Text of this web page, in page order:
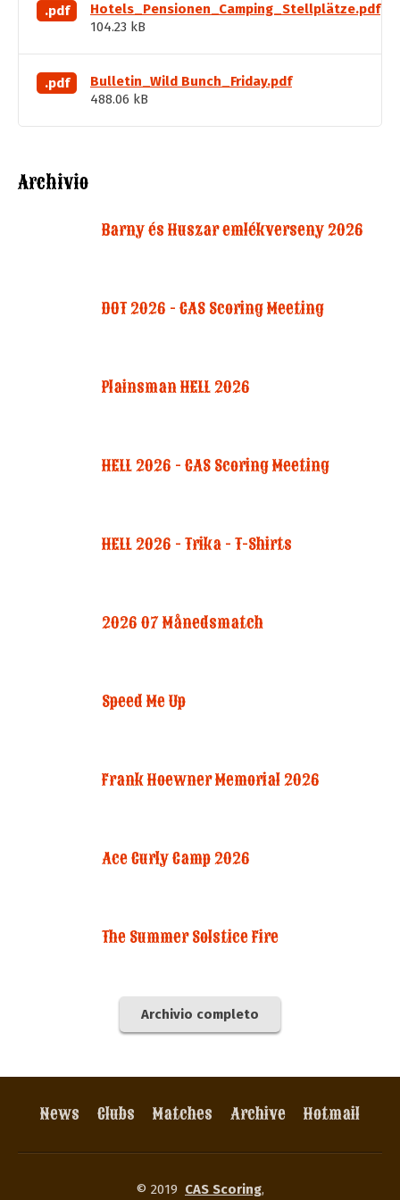
.pdf
Hotels_Pensionen_Camping_Stellplätze.pdf
104.23 kB
.pdf
Bulletin_Wild Bunch_Friday.pdf
488.06 kB
Archivio
Barny és Huszar emlékverseny 2026
DOT 2026 - CAS Scoring Meeting
Plainsman HELL 2026
HELL 2026 - CAS Scoring Meeting
HELL 2026 - Trika - T-Shirts
2026 07 Månedsmatch
Speed Me Up
Frank Hoewner Memorial 2026
Ace Curly Camp 2026
The Summer Solstice Fire
Archivio completo
News Clubs Matches Archive Hotmail
© 2019 CAS Scoring,